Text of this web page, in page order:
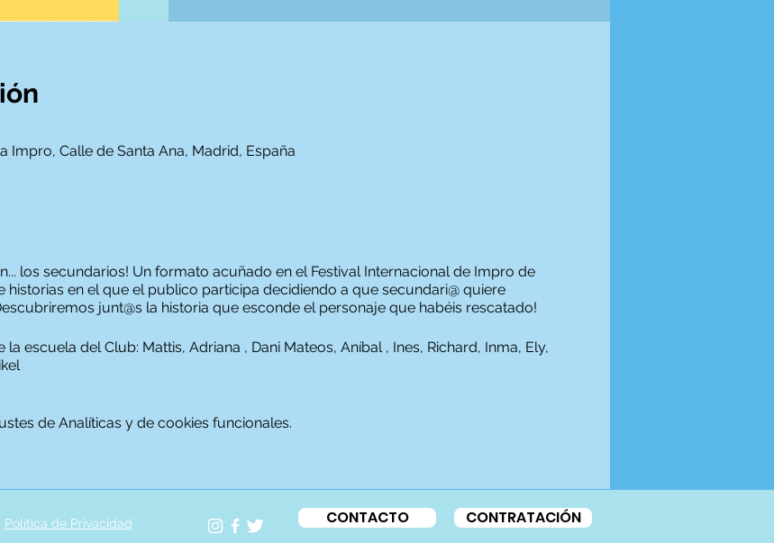
Impro, Calle de Santa Ana, Madrid, España
los secundarios! Un formato acuñado en el Festival Internacional de Impro de
historias en el que el publico participa decidiendo a que secundari@ quiere
junt@s la historia que esconde el personaje que habéis rescatado!
escuela del Club: Mattis, Adriana , Dani Mateos, Aníbal , Ines, Richard, Inma, Ely,
de Analíticas y de cookies funcionales.
Política de Privacidad CONTACTO CONTRATACIÓN